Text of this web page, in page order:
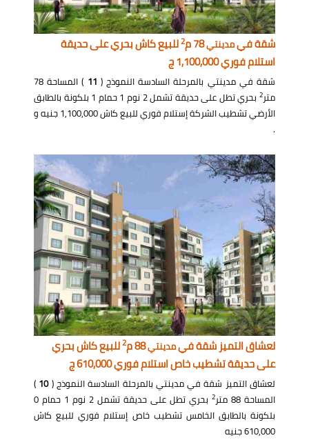
شقة فيمدينتي78 م 2للبيع كاش بحري على حديقة
استلام فوري 1,100,000 ج
شقة في مدينتي بالمرحلة السادسة النموذج ( 11
) المساحة 78
متر2
بحري تطل على حديقة تشمل 2 نوم 1 حمام 1 بلكونة بالطابق
الأرضي تشطيب الشركة إستلام فوري للبيع كاش 1,100,000 جنيه و
.
لعشاق التميز شقة فيمدينتي88 م 2للبيع كاش بحري
على حديقة تشطيب خاص استلام فوري 610,000 ج
لعشاق التميز شقة في مدينتي بالمرحلة السادسة النموذج (10
)
المساحة 88 متر
2
بحري تطل على حديقة تشمل 2 نوم 1 حمام 0
بلكونة بالطابق الخامس تشطيب خاص إستلام فوري للبيع كاش
610,000 جنيه